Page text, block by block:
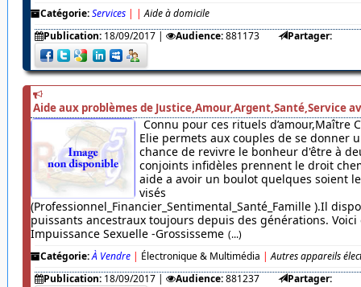
Catégorie:Services | | Aide à domicile
Publication: 18/09/2017| Audience:881173 Partager:
Aide aux problèmes de Justice,Amour,Argent,Santé,Service
Connu pour ces rituels d’amour,Maître
Elie permets aux couples de se donner
chance de revivre le bonheur d'être à
conjoints infidèles prennent le droit
aide a avoir un boulot quelques soient
visés
(Professionnel_Financier_Sentimental_Santé_Famille ).Il
puissants ancestraux toujours depuis des générations. Voici
Impuissance Sexuelle -Grossisseme (...)
Catégorie:À Vendre | Électronique & Multimédia | Autres appareils
Publication: 18/09/2017| Audience:881237 Partager: